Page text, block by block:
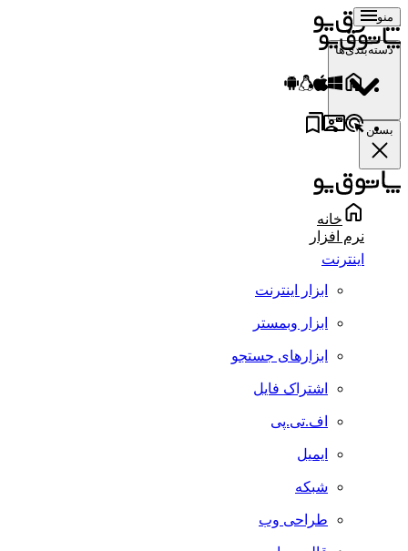
منو
دسته‌بندی‌ها
بستن
خانه
نرم افزار
اینترنت
ابزار اینترنت
ابزار وبمستر
ابزارهای جستجو
اشتراک فایل
اف.تی.پی
ایمیل
شبکه
طراحی وب